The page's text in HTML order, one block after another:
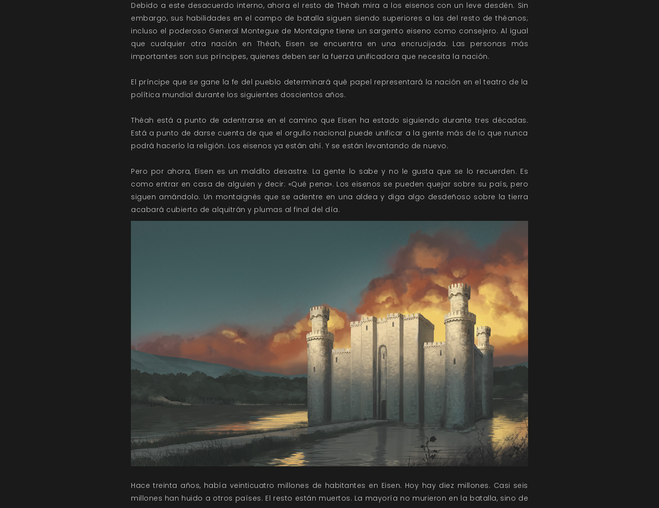
Debido a este desacuerdo interno, ahora el resto de Théah mira a los eisenos con un leve desdén. Sin
embargo, sus habilidades en el campo de batalla siguen siendo superiores a las del resto de théanos;
incluso el poderoso General Montegue de Montaigne tiene un sargento eiseno como consejero. Al igual
que cualquier otra nación en Théah, Eisen se encuentra en una encrucijada. Las personas más
importantes son sus príncipes, quienes deben ser la fuerza unificadora que necesita la nación.
El príncipe que se gane la fe del pueblo determinará qué papel representará la nación en el teatro de la
política mundial durante los siguientes doscientos años.
Théah está a punto de adentrarse en el camino que Eisen ha estado siguiendo durante tres décadas.
Está a punto de darse cuenta de que el orgullo nacional puede unificar a la gente más de lo que nunca
podrá hacerlo la religión. Los eisenos ya están ahí. Y se están levantando de nuevo.
Pero por ahora, Eisen es un maldito desastre. La gente lo sabe y no le gusta que se lo recuerden. Es
como entrar en casa de alguien y decir: «Qué pena». Los eisenos se pueden quejar sobre su país, pero
siguen amándolo. Un montaignés que se adentre en una aldea y diga algo desdeñoso sobre la tierra
acabará cubierto de alquitrán y plumas al final del día.
Hace treinta años, había veinticuatro millones de habitantes en Eisen. Hoy hay diez millones. Casi seis
millones han huido a otros países. El resto están muertos. La mayoría no murieron en la batalla, sino de